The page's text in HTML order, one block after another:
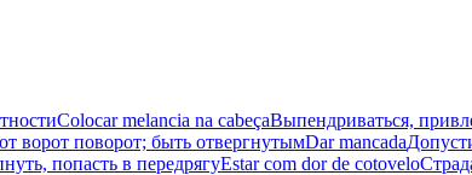
Colocar melancia na cabeçaВыпендриваться,
ворот поворот; быть отвергнутымDar mancada
попасть в передрягуEstar com dor de cotovelo